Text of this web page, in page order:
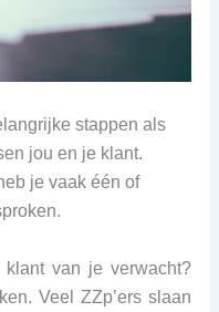
stappen als
jou en je klant.
je vaak één of
van je verwacht?
Veel ZZp’ers slaan